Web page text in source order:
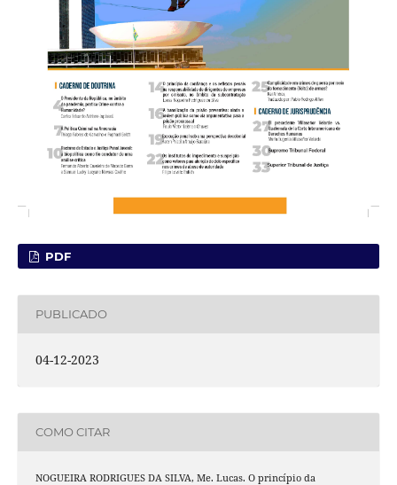
PDF
PUBLICADO
04-12-2023
COMO CITAR
NOGUEIRA RODRIGUES DA SILVA, Me. Lucas. O princípio da